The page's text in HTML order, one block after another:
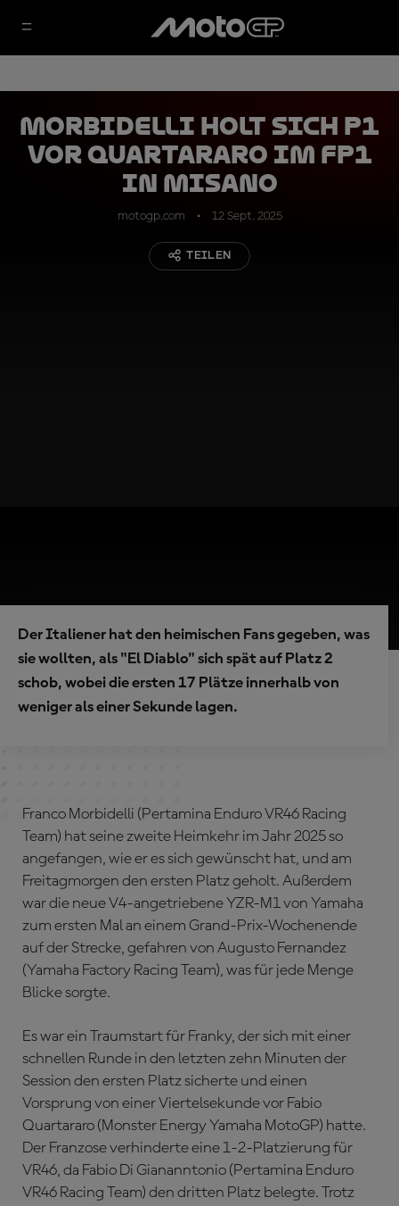
Morbidelli holt sich P1
vor Quartararo im FP1
in Misano
motogp.com 12 Sept. 2025
TEILEN
Der Italiener hat den heimischen Fans gegeben, was
sie wollten, als "El Diablo" sich spät auf Platz 2
schob, wobei die ersten 17 Plätze innerhalb von
weniger als einer Sekunde lagen.
Franco Morbidelli (Pertamina Enduro VR46 Racing
Team) hat seine zweite Heimkehr im Jahr 2025 so
angefangen, wie er es sich gewünscht hat, und am
Freitagmorgen den ersten Platz geholt. Außerdem
war die neue V4-angetriebene YZR-M1 von Yamaha
zum ersten Mal an einem Grand-Prix-Wochenende
auf der Strecke, gefahren von Augusto Fernandez
(Yamaha Factory Racing Team), was für jede Menge
Blicke sorgte.
Es war ein Traumstart für Franky, der sich mit einer
schnellen Runde in den letzten zehn Minuten der
Session den ersten Platz sicherte und einen
Vorsprung von einer Viertelsekunde vor Fabio
Quartararo (Monster Energy Yamaha MotoGP) hatte.
Der Franzose verhinderte eine 1-2-Platzierung für
VR46, da Fabio Di Giananntonio (Pertamina Enduro
VR46 Racing Team) den dritten Platz belegte. Trotz